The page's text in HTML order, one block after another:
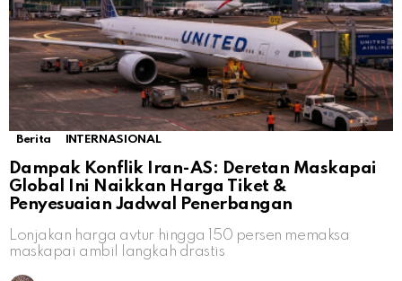
Berita INTERNASIONAL
Dampak Konflik Iran-AS: Deretan Maskapai
Global Ini Naikkan Harga Tiket &
Penyesuaian Jadwal Penerbangan
Lonjakan harga avtur hingga 150 persen memaksa
maskapai ambil langkah drastis